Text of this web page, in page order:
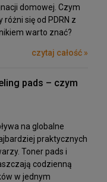
domowej. Czym
różni się od PDRN z
warto znać?
czytaj całość »
pads – czym
na globalne
praktycznych
Toner pads i
codzienną
w jednym